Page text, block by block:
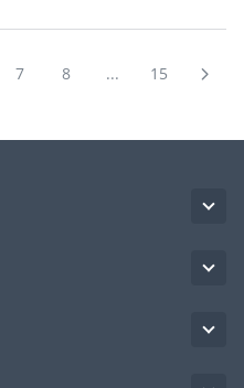
7 8 ... 15